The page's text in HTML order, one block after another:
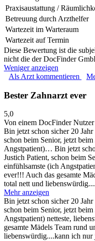
Praxisaustattung /
Betreuung durch Arzthelfer
Wartezeit im Warteraum
Wartezeit auf Termin
Diese Bewertung ist die
nicht die der DocFinder
Weniger anzeigen
Als Arzt kommentieren
Bester Zahnarzt ever
5,0
Von einem DocFinder Nutzer
Bin jetzt schon sicher 20
schon beim Senior, jetzt
Angstpatient)… Bin jetzt
Justich Patient, schon beim
einfühlsamste (ich
ever!!! Auch das gesamte
total nett und
Mehr anzeigen
Bin jetzt schon sicher 20
schon beim Senior, jetzt
Angstpatient) netteste,
gesamte Mädels Team rund
liebenswürdig....kann ich nur